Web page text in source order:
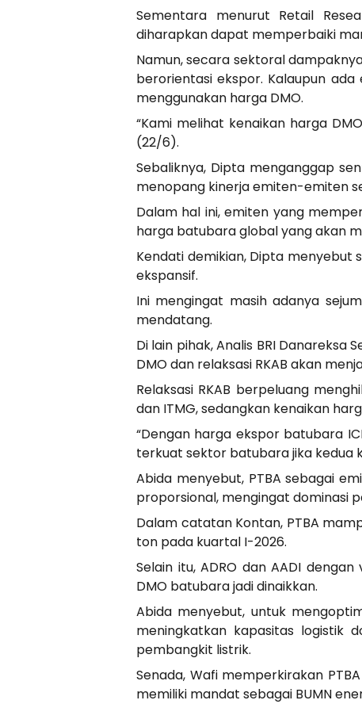
Sementara menurut Retail
diharapkan dapat memperbaiki
Namun, secara sektoral
berorientasi ekspor. Kalaupun
menggunakan harga DMO.
“Kami melihat kenaikan harga
(22/6).
Sebaliknya, Dipta menganggap
menopang kinerja emiten-emiten
Dalam hal ini, emiten yang
harga batubara global yang akan
Kendati demikian, Dipta
ekspansif.
Ini mengingat masih adanya
mendatang.
Di lain pihak, Analis BRI
DMO dan relaksasi RKAB akan
Relaksasi RKAB berpeluang
dan ITMG, sedangkan kenaikan
“Dengan harga ekspor batubara
terkuat sektor batubara jika kedua
Abida menyebut, PTBA sebagai
proporsional, mengingat dominasi
Dalam catatan Kontan, PTBA
ton pada kuartal I-2026.
Selain itu, ADRO dan AADI
DMO batubara jadi dinaikkan.
Abida menyebut, untuk
meningkatkan kapasitas logistik
pembangkit listrik.
Senada, Wafi memperkirakan
memiliki mandat sebagai BUMN